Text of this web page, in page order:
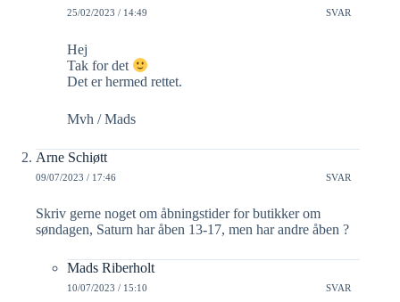
25/02/2023 / 14:49 SVAR
Hej
Tak for det
Det er hermed rettet.
Mvh / Mads
Arne Schiøtt
09/07/2023 / 17:46 SVAR
Skriv gerne noget om åbningstider for butikker om
søndagen, Saturn har åben 13-17, men har andre åben ?
Mads Riberholt
10/07/2023 / 15:10 SVAR